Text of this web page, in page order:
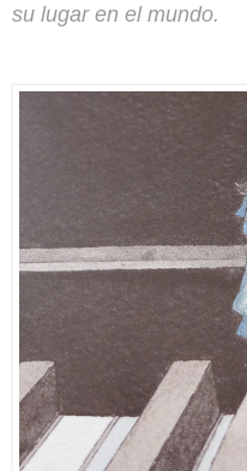
su lugar en el mundo.